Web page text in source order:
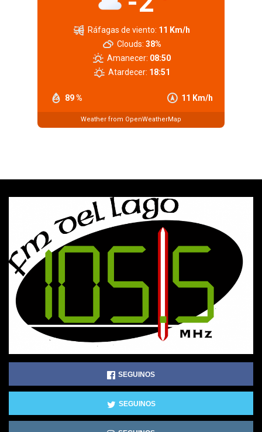
89 % 11 Km/h
Ráfagas de viento: 11 Km/h
Clouds: 38%
Amanecer: 08:50
Atardecer: 18:51
Weather from OpenWeatherMap
SEGUINOS
SEGUINOS